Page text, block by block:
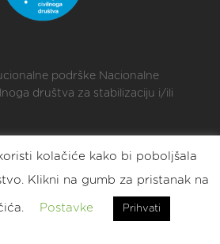
podrške Nacionalne
društva za stabilizaciju i/ili
Sleep. DIY. Repeat.
kolačiće kako bi poboljšala
Klikni na gumb za pristanak na
Postavke Prihvati